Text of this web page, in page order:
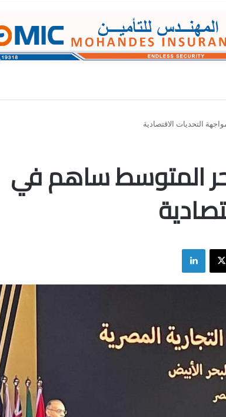
التحديات الاقتصادية
المتوسط ساهم في
X